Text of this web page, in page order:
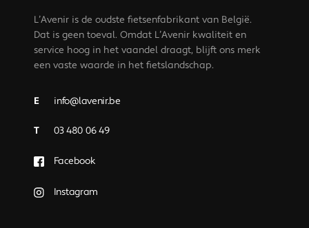
L’Avenir is de oudste fietsenfabrikant van België.
Dat is geen toeval. Omdat L’Avenir kwaliteit en
service hoog in het vaandel draagt, blijft ons merk
een vaste waarde in het fietslandschap.
E info@lavenir.be
T 03 480 06 49
Facebook
Instagram